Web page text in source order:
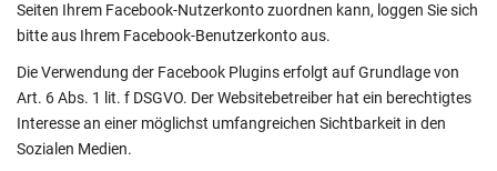
Seiten Ihrem Facebook-Nutzerkonto zuordnen kann, loggen Sie sich
bitte aus Ihrem Facebook-Benutzerkonto aus.
Die Verwendung der Facebook Plugins erfolgt auf Grundlage von
Art. 6 Abs. 1 lit. f DSGVO. Der Websitebetreiber hat ein berechtigtes
Interesse an einer möglichst umfangreichen Sichtbarkeit in den
Sozialen Medien.